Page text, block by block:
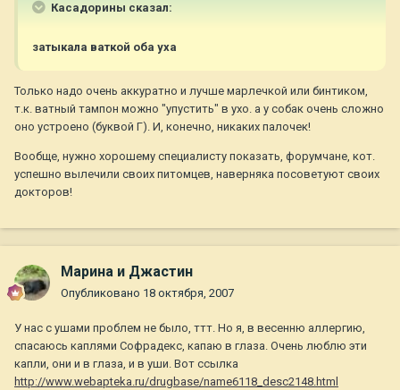
Касадорины сказал:
затыкала ваткой оба уха
Только надо очень аккуратно и лучше марлечкой или бинтиком,
т.к. ватный тампон можно "упустить" в ухо. а у собак очень сложно
оно устроено (буквой Г). И, конечно, никаких палочек!
Вообще, нужно хорошему специалисту показать, форумчане, кот.
успешно вылечили своих питомцев, наверняка посоветуют своих
докторов!
Марина и Джастин
Опубликовано 18 октября, 2007
У нас с ушами проблем не было, ттт. Но я, в весенню аллергию,
спасаюсь каплями Софрадекс, капаю в глаза. Очень люблю эти
капли, они и в глаза, и в уши. Вот ссылка
http://www.webapteka.ru/drugbase/name6118_desc2148.html